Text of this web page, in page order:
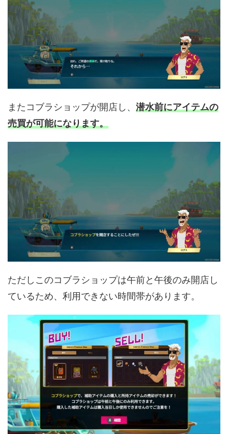
またコブラショップが開店し、 潜水前にアイテムの
売買が可能になります。
ただしこのコブラショップは午前と午後のみ開店し
ているため、利用できない時間帯があります。